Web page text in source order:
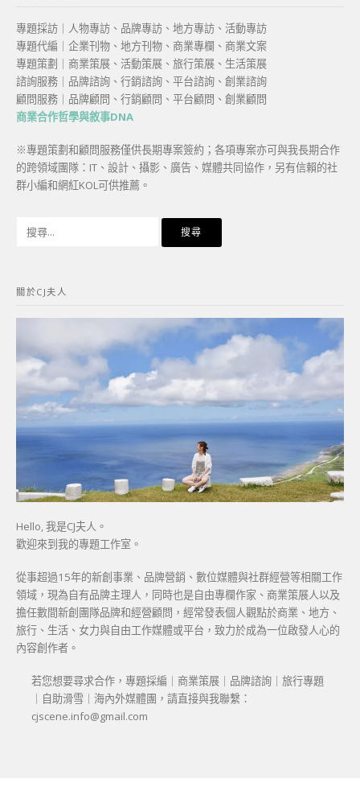
專題採訪｜人物專訪、品牌專訪、地方專訪、活動專訪
專題代編｜企業刊物、地方刊物、商業專欄、商業文案
專題策劃｜商業策展、活動策展、旅行策展、生活策展
諮詢服務｜品牌諮詢、行銷諮詢、平台諮詢、創業諮詢
顧問服務｜品牌顧問、行銷顧問、平台顧問、創業顧問
商業合作哲學與敘事DNA
※專題策劃和顧問服務僅供長期專案簽約；各項專案亦可與我長期合作
的跨領域團隊：IT、設計、攝影、廣告、媒體共同協作，另有信賴的社
群小編和網紅KOL可供推薦。
字:
關於CJ夫人
Hello, 我是CJ夫人。
歡迎來到我的專題工作室。
從事超過15年的新創事業、品牌營銷、數位媒體與社群經營等相關工作
領域，現為自有品牌主理人，同時也是自由專欄作家、商業策展人以及
擔任數間新創團隊品牌和經營顧問，經常發表個人觀點於商業、地方、
旅行、生活、女力與自由工作媒體或平台，致力於成為一位啟發人心的
內容創作者。
若您想要尋求合作，專題採編｜商業策展｜品牌諮詢｜旅行專題
｜自助滑雪｜海內外媒體團，請直接與我聯繫：
cjscene.info@gmail.com